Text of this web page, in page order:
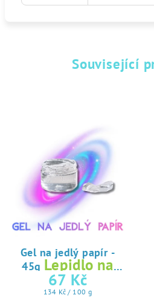
Související
Gel na jedlý papír -
45g Lepidlo na
jedlý papír
67 Kč
Měrná
134 Kč / 100 g